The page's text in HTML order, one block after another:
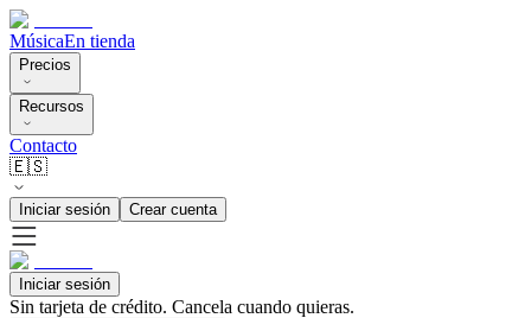
MúsicaEn tienda
Precios
Recursos
Contacto
🇪🇸
Iniciar sesión Crear cuenta
Iniciar sesión
Sin tarjeta de crédito. Cancela cuando quieras.